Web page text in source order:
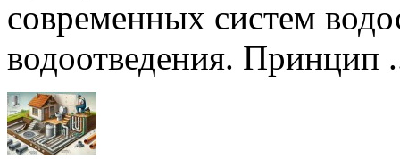
современных систем
водоотведения. Принцип